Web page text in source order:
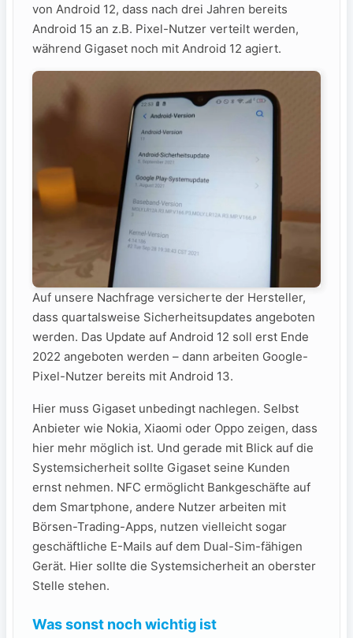
von Android 12, dass nach drei Jahren bereits
Android 15 an z.B. Pixel-Nutzer verteilt werden,
während Gigaset noch mit Android 12 agiert.
Auf unsere Nachfrage versicherte der Hersteller,
dass quartalsweise Sicherheitsupdates angeboten
werden. Das Update auf Android 12 soll erst Ende
2022 angeboten werden – dann arbeiten Google-
Pixel-Nutzer bereits mit Android 13.
Hier muss Gigaset unbedingt nachlegen. Selbst
Anbieter wie Nokia, Xiaomi oder Oppo zeigen, dass
hier mehr möglich ist. Und gerade mit Blick auf die
Systemsicherheit sollte Gigaset seine Kunden
ernst nehmen. NFC ermöglicht Bankgeschäfte auf
dem Smartphone, andere Nutzer arbeiten mit
Börsen-Trading-Apps, nutzen vielleicht sogar
geschäftliche E-Mails auf dem Dual-Sim-fähigen
Gerät. Hier sollte die Systemsicherheit an oberster
Stelle stehen.
Was sonst noch wichtig ist